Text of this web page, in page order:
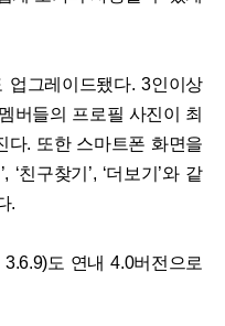
그레이드됐다. 3인이상
버들의 프로필 사진이 최
다. 또한 스마트폰 화면을
‘친구찾기’, ‘더보기’와 같
.
도 연내 4.0버전으로